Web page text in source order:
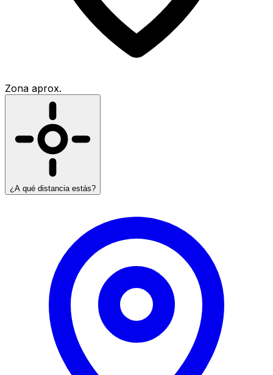
Zona aprox.
¿A qué distancia estás?